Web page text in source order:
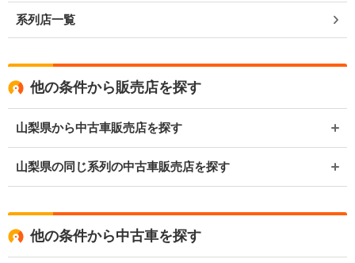
系列店一覧
他の条件から販売店を探す
山梨県から中古車販売店を探す
山梨県の同じ系列の中古車販売店を探す
他の条件から中古車を探す